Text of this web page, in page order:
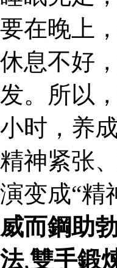
要在晚上
休息不好
发。所以
小时，养
精神紧张
演变成“精
威而鋼助
法,雙手鍛